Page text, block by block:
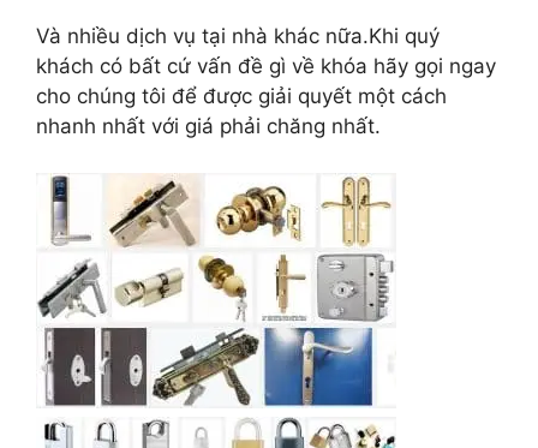
Và nhiều dịch vụ tại nhà khác nữa.Khi quý
khách có bất cứ vấn đề gì về khóa hãy gọi ngay
cho chúng tôi để được giải quyết một cách
nhanh nhất với giá phải chăng nhất.